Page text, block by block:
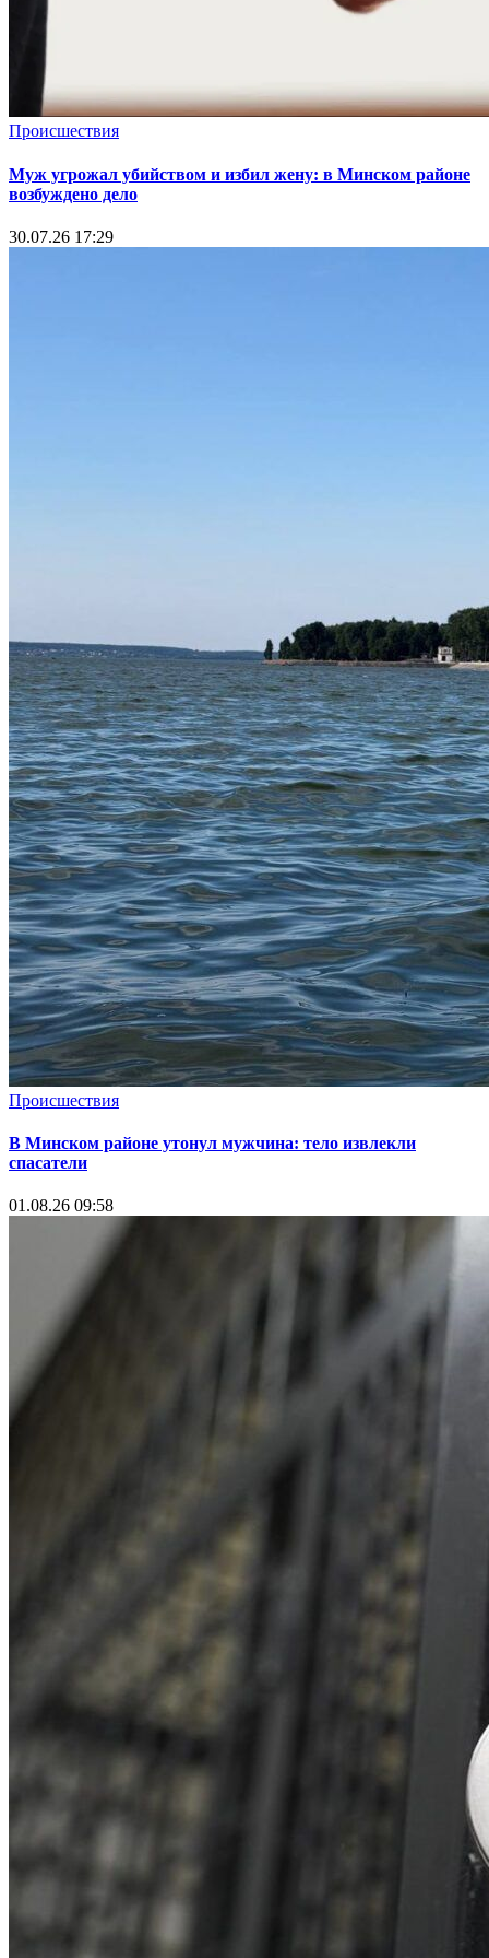
Происшествия
Муж угрожал убийством и избил жену: в Минском районе
возбуждено дело
30.07.26 17:29
Происшествия
В Минском районе утонул мужчина: тело извлекли
спасатели
01.08.26 09:58